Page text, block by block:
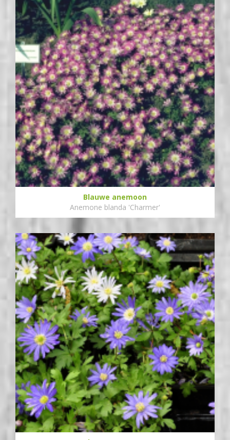
Blauwe anemoon
Anemone blanda 'Charmer'